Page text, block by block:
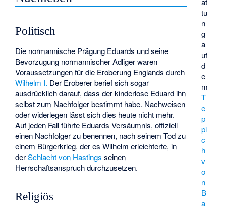
tu
n
g
a
uf
d
e
m
T
e
p
pi
c
h
v
o
n
B
a
Politisch
Die normannische Prägung Eduards und seine
Bevorzugung normannischer Adliger waren
Voraussetzungen für die Eroberung Englands durch
Wilhelm I. Der Eroberer berief sich sogar
ausdrücklich darauf, dass der kinderlose Eduard ihn
selbst zum Nachfolger bestimmt habe. Nachweisen
oder widerlegen lässt sich dies heute nicht mehr.
Auf jeden Fall führte Eduards Versäumnis, offiziell
einen Nachfolger zu benennen, nach seinem Tod zu
einem Bürgerkrieg, der es Wilhelm erleichterte, in
derSchlacht von Hastings seinen
Herrschaftsanspruch durchzusetzen.
Religiös